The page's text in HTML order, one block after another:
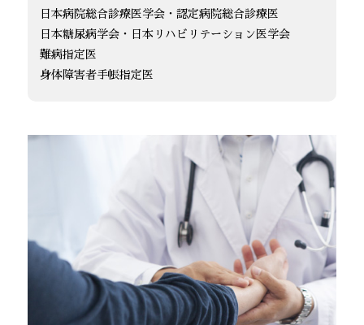
日本病院総合診療医学会・認定病院総合診療医
日本糖尿病学会・日本リハビリテーション医学会
難病指定医
身体障害者手帳指定医